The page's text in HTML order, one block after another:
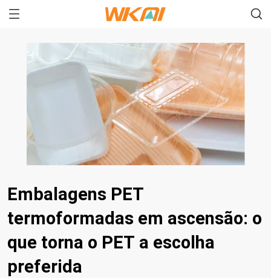
Embalagens PET
termoformadas em ascensão: o
que torna o PET a escolha
preferida